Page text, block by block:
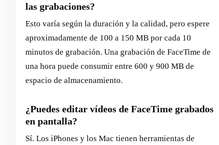
las grabaciones?
Esto varía según la duración y la calidad, pero espere
aproximadamente de 100 a 150 MB por cada 10
minutos de grabación. Una grabación de FaceTime de
una hora puede consumir entre 600 y 900 MB de
espacio de almacenamiento.
¿Puedes editar vídeos de FaceTime grabados
en pantalla?
Sí. Los iPhones y los Mac tienen herramientas de